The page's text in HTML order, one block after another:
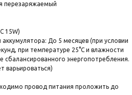
перезаряжаемый
15W)
До 5 месяцев (при условии
при температуре 25°C и влажности
сбалансированного энергопотребления.
варьироваться)
провод питания проложить до